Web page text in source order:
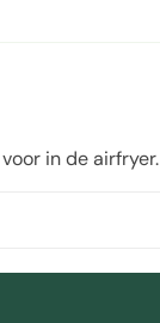
in de airfryer.